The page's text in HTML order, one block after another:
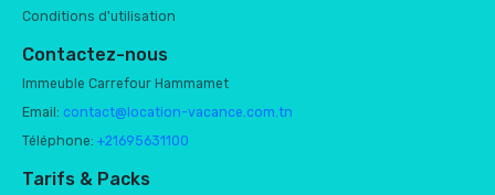
Conditions d'utilisation
Contactez-nous
Immeuble Carrefour Hammamet
Email: contact@location-vacance.com.tn
Téléphone: +21695631100
Tarifs & Packs